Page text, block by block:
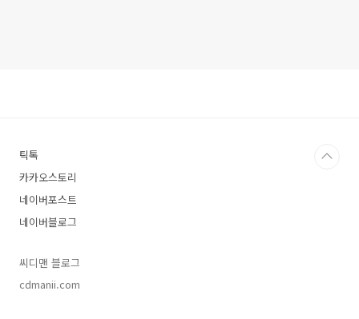
틱톡
카카오스토리
네이버포스트
네이버블로그
씨디맨 블로그
cdmanii.com